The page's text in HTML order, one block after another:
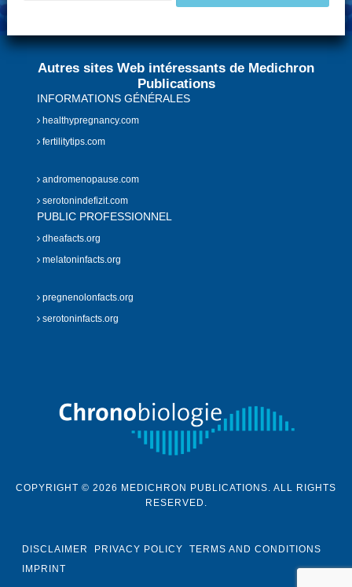
Autres sites Web intéressants de Medichron
Publications
INFORMATIONS GÉNÉRALES
healthypregnancy.com
fertilitytips.com
andromenopause.com
serotonindefizit.com
PUBLIC PROFESSIONNEL
dheafacts.org
melatoninfacts.org
pregnenolonfacts.org
serotoninfacts.org
COPYRIGHT © 2026 MEDICHRON PUBLICATIONS. ALL RIGHTS
RESERVED.
DISCLAIMER PRIVACY POLICY
TERMS AND CONDITIONS
IMPRINT